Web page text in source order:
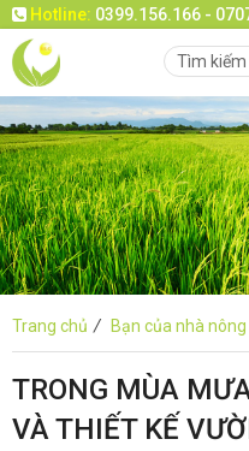
Hotline: 0399.156.166 -
Trang chủ / Bạn của nhà nông
TRONG MÙA
VÀ THIẾT KẾ